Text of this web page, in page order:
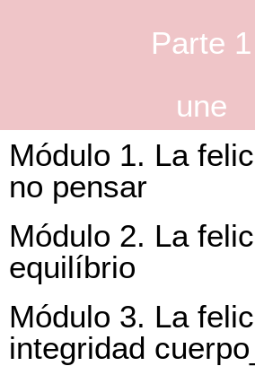
Parte 1
une
Módulo 1. La
no pensar
Módulo 2. La
equilíbrio
Módulo 3. La
integridad